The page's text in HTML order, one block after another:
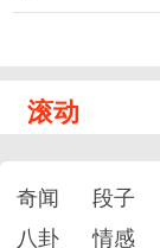
滚动
奇闻 段子
八卦
情感